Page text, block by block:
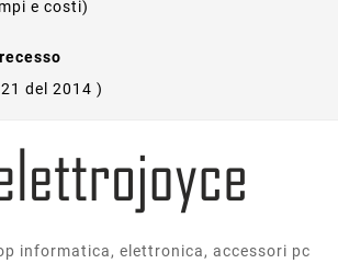
e costi)
del 2014 )
informatica, elettronica, accessori pc